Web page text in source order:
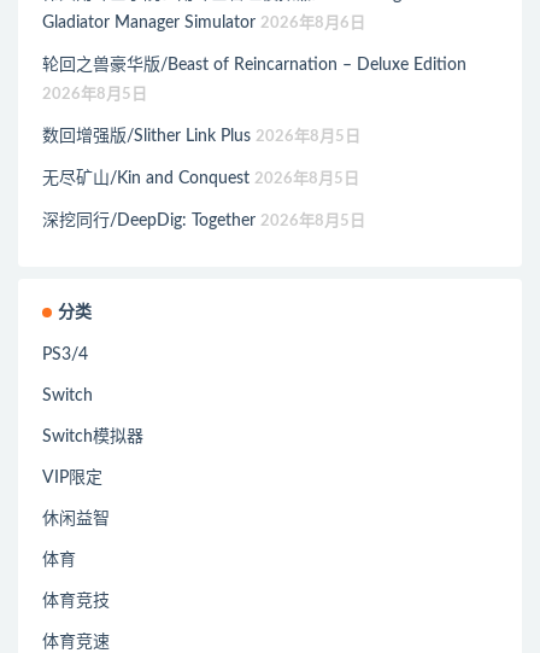
Gladiator Manager Simulator 2026年8月6日
轮回之兽豪华版/Beast of Reincarnation – Deluxe Edition
2026年8月5日
数回增强版/Slither Link Plus 2026年8月5日
无尽矿山/Kin and Conquest 2026年8月5日
深挖同行/DeepDig: Together 2026年8月5日
分类
PS3/4
Switch
Switch模拟器
VIP限定
休闲益智
体育
体育竞技
体育竞速